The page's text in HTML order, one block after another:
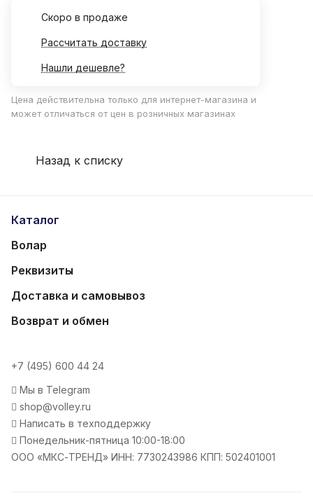
Cкоро в продаже
Рассчитать доставку
Нашли дешевле?
Цена действительна только для интернет-магазина и
может отличаться от цен в розничных магазинах
Назад к списку
Каталог
Волар
Реквизиты
Доставка и самовывоз
Возврат и обмен
+7 (495) 600 44 24
Мы в Telegram
shop@volley.ru
Написать в техподдержку
Понедельник-пятница 10:00-18:00
ООО «МКС-ТРЕНД» ИНН: 7730243986 КПП: 502401001